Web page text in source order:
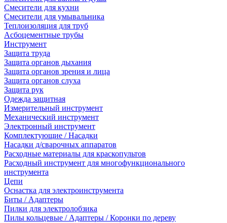
Смесители для кухни
Смесители для умывальника
Теплоизоляция для труб
Асбоцементные трубы
Инструмент
Защита труда
Защита органов дыхания
Защита органов зрения и лица
Защита органов слуха
Защита рук
Одежда защитная
Измерительный инструмент
Механический инструмент
Электронный инструмент
Комплектующие / Насадки
Насадки д/сварочных аппаратов
Расходные материалы для краскопультов
Расходный инструмент для многофункционального
инструмента
Цепи
Оснастка для электроинструмента
Биты / Адаптеры
Пилки для электролобзика
Пилы кольцевые / Адаптеры / Коронки по дереву